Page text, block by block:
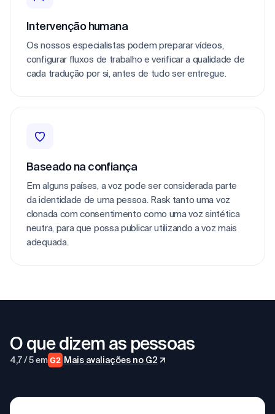
Intervenção humana
Os nossos especialistas podem preparar vídeos,
configurar fluxos de trabalho e verificar a qualidade de
cada tradução por si, antes de tudo ser entregue.
Baseado na confiança
Em alguns países, a voz pode ser considerada parte
da identidade de uma pessoa. Rask tanto uma voz
clonada com consentimento como uma voz sintética
neutra, para que possa publicar utilizando a voz mais
adequada.
O que dizem as pessoas
4,7 / 5 em G2 Mais avaliações no G2